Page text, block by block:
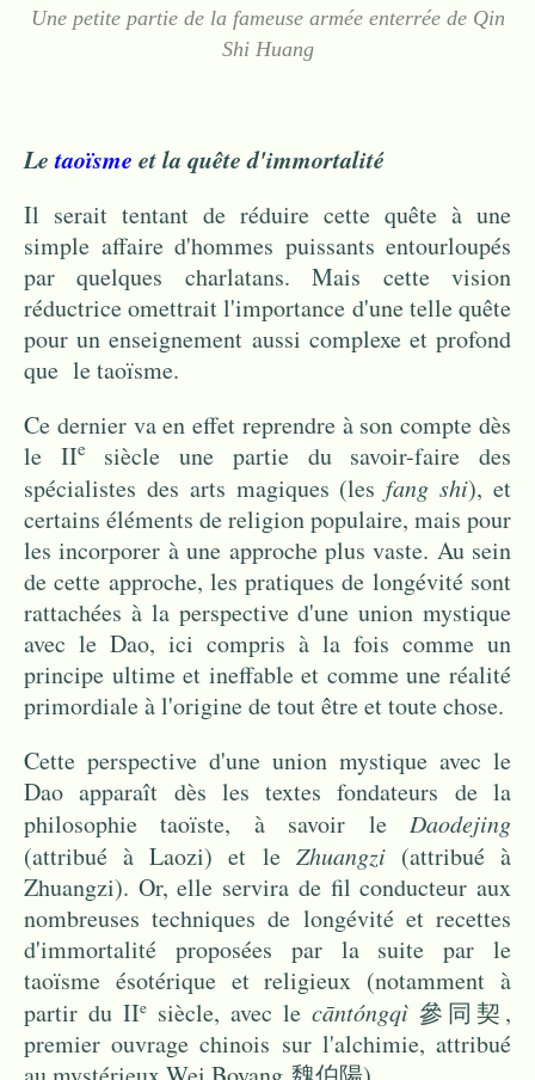
Une petite partie de la fameuse armée enterrée de Qin
Shi Huang
Letaoïsme et la quête d'immortalité
Il serait tentant de réduire cette quête à une
simple affaire d'hommes puissants entourloupés
par quelques charlatans. Mais cette vision
réductrice omettrait l'importance d'une telle quête
pour un enseignement aussi complexe et profond
que le taoïsme.
Ce dernier va en effet reprendre à son compte dès
le IIesiècle une partie du savoir-faire des
spécialistes des arts magiques (lesfang shi), et
certains éléments de religion populaire, mais pour
les incorporer à une approche plus vaste. Au sein
de cette approche, les pratiques de longévité sont
rattachées à la perspective d'une union mystique
avec le Dao, ici compris à la fois comme un
principe ultime et ineffable et comme une réalité
primordiale à l'origine de tout être et toute chose.
Cette perspective d'une union mystique avec le
Dao apparaît dès les textes fondateurs de la
philosophie taoïste, à savoir le Daodejing
(attribué àLaozi) et le Zhuangzi(attribué à
Zhuangzi). Or, elle servira de fil conducteur aux
nombreuses techniques de longévité et recettes
d'immortalité proposées par la suite par le
taoïsme ésotérique et religieux (notamment à
partir du IIe siècle, avec le cāntóngqì 參同契,
premier ouvrage chinois sur l'alchimie, attribué